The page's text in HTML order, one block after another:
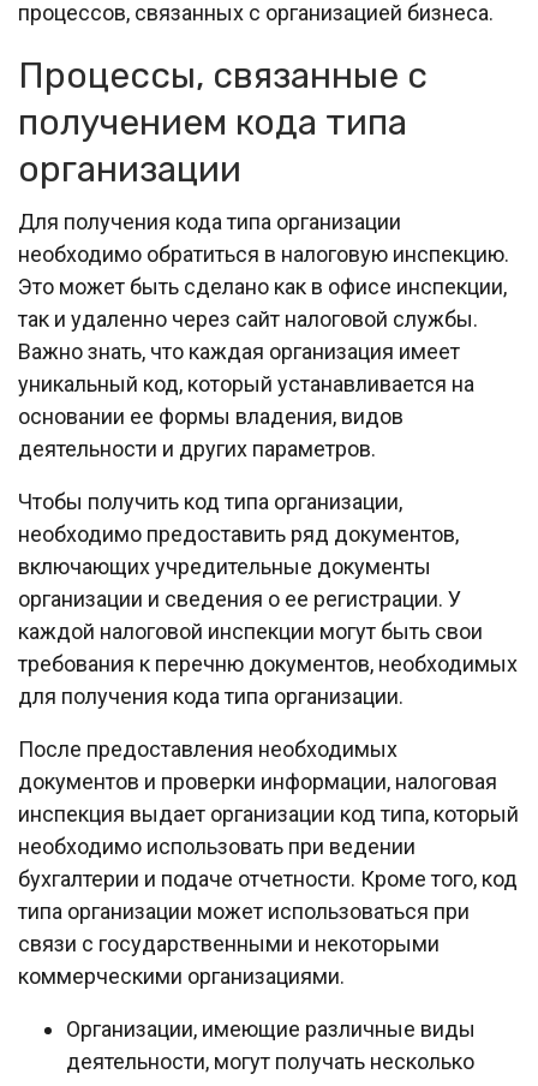
процессов, связанных с организацией бизнеса.
Процессы, связанные с
получением кода типа
организации
Для получения кода типа организации
необходимо обратиться в налоговую инспекцию.
Это может быть сделано как в офисе инспекции,
так и удаленно через сайт налоговой службы.
Важно знать, что каждая организация имеет
уникальный код, который устанавливается на
основании ее формы владения, видов
деятельности и других параметров.
Чтобы получить код типа организации,
необходимо предоставить ряд документов,
включающих учредительные документы
организации и сведения о ее регистрации. У
каждой налоговой инспекции могут быть свои
требования к перечню документов, необходимых
для получения кода типа организации.
После предоставления необходимых
документов и проверки информации, налоговая
инспекция выдает организации код типа, который
необходимо использовать при ведении
бухгалтерии и подаче отчетности. Кроме того, код
типа организации может использоваться при
связи с государственными и некоторыми
коммерческими организациями.
Организации, имеющие различные виды
деятельности, могут получать несколько